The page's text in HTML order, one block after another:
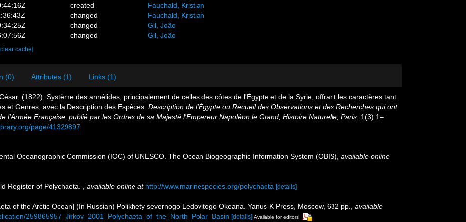
created
Fauchald, Kristian
changed
Fauchald, Kristian
changed
Gil, João
changed Gil, João
[clear cache]
(0) Attributes (1) Links (1)
(1822). Système des annélides, principalement de celles des côtes de l'Égypte et de la Syrie, offrant les caractères tant
et Genres, avec la Description des Espèces. Description de l'Égypte ou Recueil des Observations et des Recherches qui ont
l'Armée Française, publié par les Ordres de sa Majesté l'Empereur Napoléon le Grand, Histoire Naturelle, Paris. 1(3):1–
page/41329897
Oceanographic Commission (IOC) of UNESCO. The Ocean Biogeographic Information System (OBIS) available online
Register of Polychaeta. available online at http://www.marinespecies.org/polychaeta [details]
of the Arctic Ocean] (In Russian) Polikhety severnogo Ledovitogo Okeana. Yanus-K Press, Moscow, 632 pp.
available
259865957_Jirkov_2001_Polychaeta_of_the_North_Polar_Basin [details] Available for editors